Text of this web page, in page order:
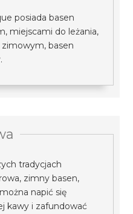
posiada basen
miejscami do leżania,
basen
tradycjach
zimny basen,
napić się
kawy i zafundować